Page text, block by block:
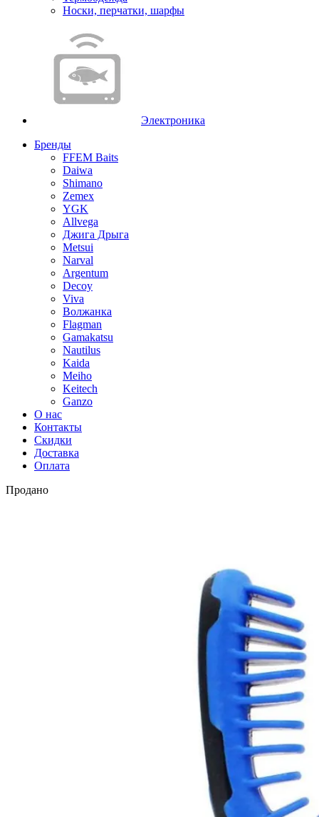
Носки, перчатки, шарфы
Электроника
Бренды
FFEM Baits
Daiwa
Shimano
Zemex
YGK
Allvega
Джига Дрыга
Metsui
Narval
Argentum
Decoy
Viva
Волжанка
Flagman
Gamakatsu
Nautilus
Kaida
Meiho
Keitech
Ganzo
О нас
Контакты
Скидки
Доставка
Оплата
Продано